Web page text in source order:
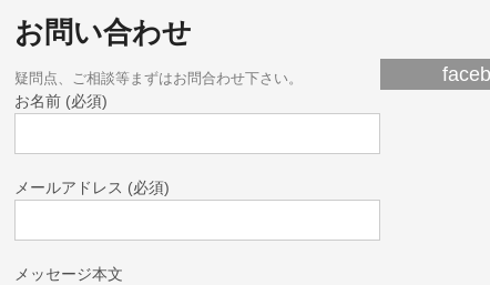
お問い合わせ
疑問点、ご相談等まずはお問合わせ下さい。
お名前 (必須)
メールアドレス (必須)
メッセージ本文